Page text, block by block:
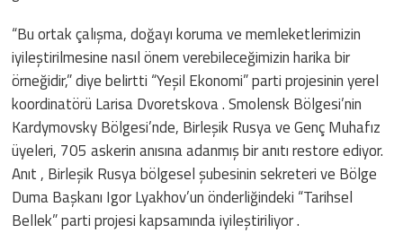
“Bu ortak çalışma, doğayı koruma ve memleketlerimizin
iyileştirilmesine nasıl önem verebileceğimizin harika bir
örneğidir,” diye belirtti “Yeşil Ekonomi” parti projesinin yerel
koordinatörü Larisa Dvoretskova . Smolensk Bölgesi’nin
Kardymovsky Bölgesi’nde, Birleşik Rusya ve Genç Muhafız
üyeleri, 705 askerin anısına adanmış bir anıtı restore ediyor.
Anıt , Birleşik Rusya bölgesel şubesinin sekreteri ve Bölge
Duma Başkanı Igor Lyakhov’un önderliğindeki “Tarihsel
Bellek” parti projesi kapsamında iyileştiriliyor .